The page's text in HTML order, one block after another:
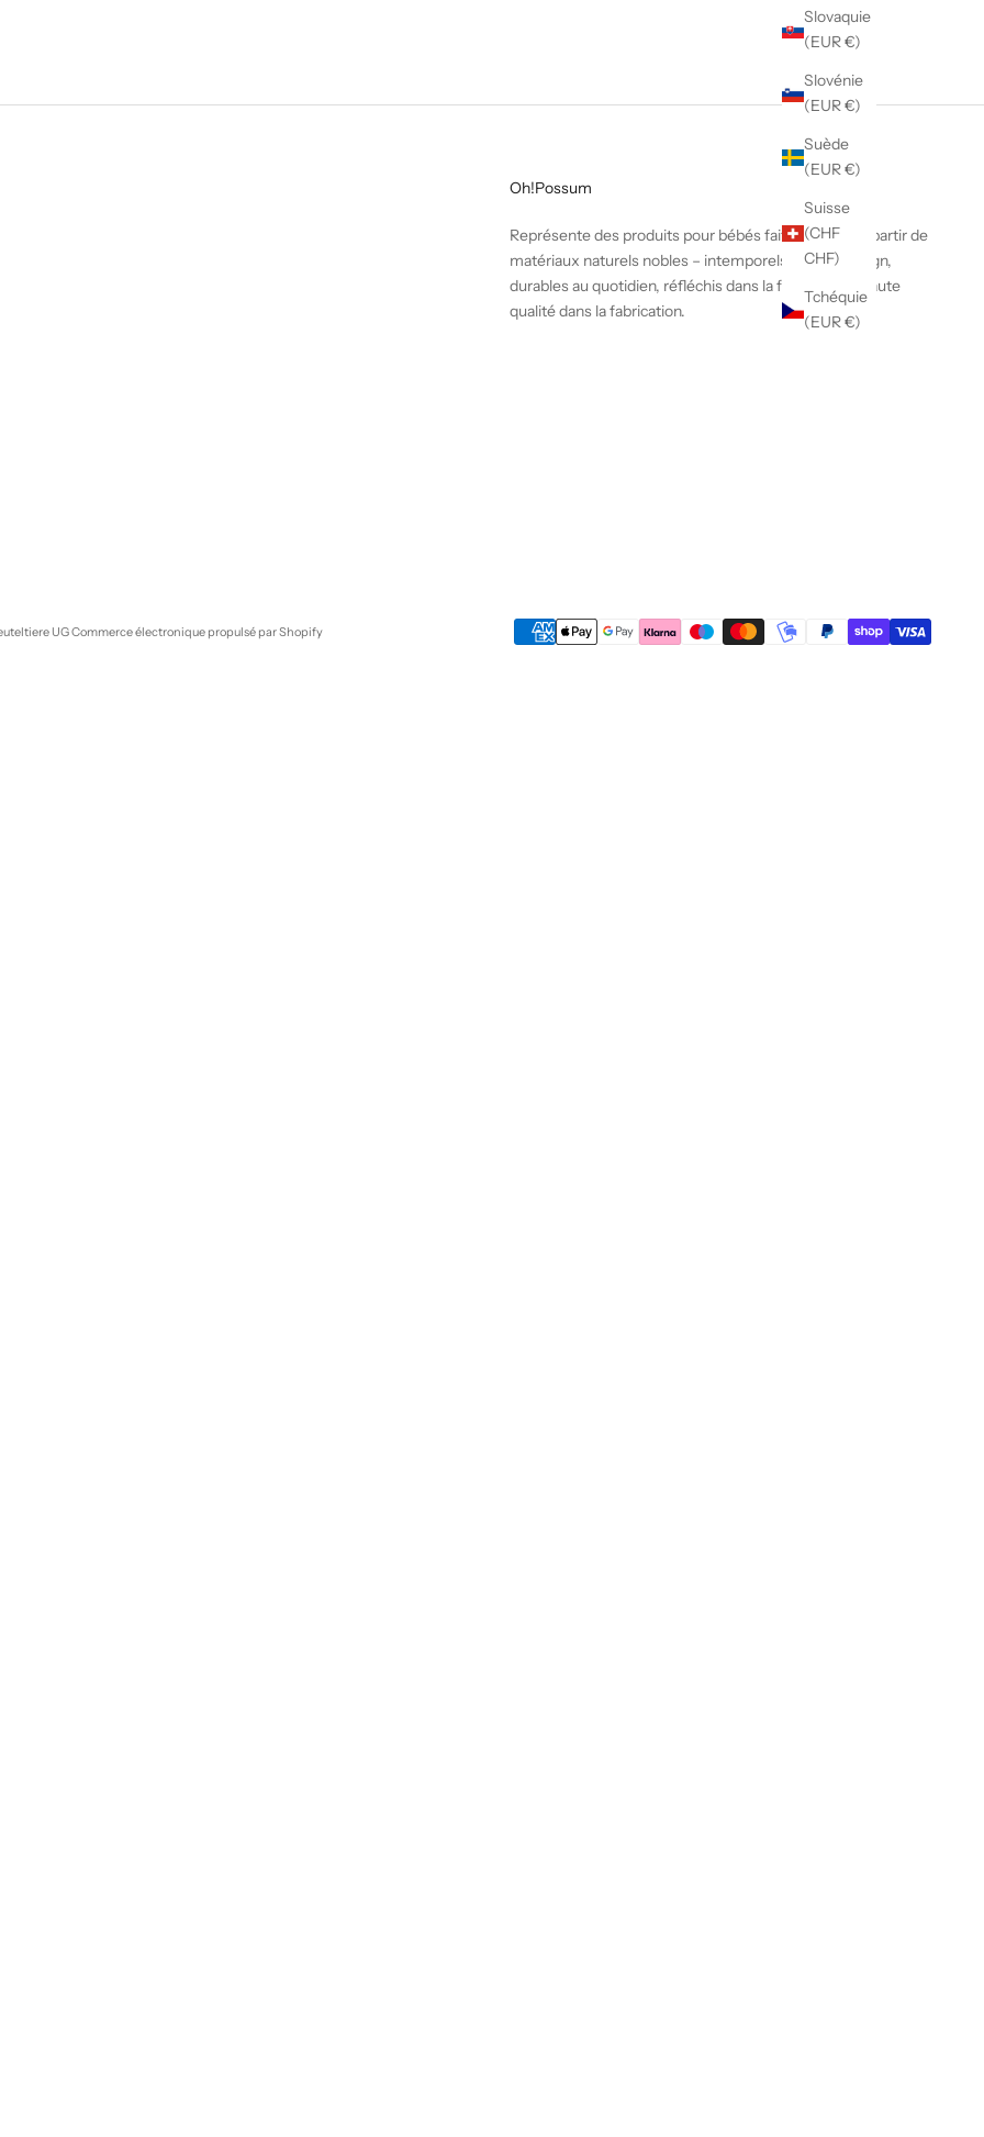
Slovaquie
(EUR €)
Slovénie
(EUR €)
Suède
(EUR €)
Suisse
(CHF
CHF)
Tchéquie
(EUR €)
SATIN VERT
POINTS
Oh!Possum
Représente des produits pour bébés faits à la main à partir de
matériaux naturels nobles – intemporels dans le design,
durables au quotidien, réfléchis dans la fonction, de haute
qualité dans la fabrication.
UG Commerce électronique propulsé par Shopify